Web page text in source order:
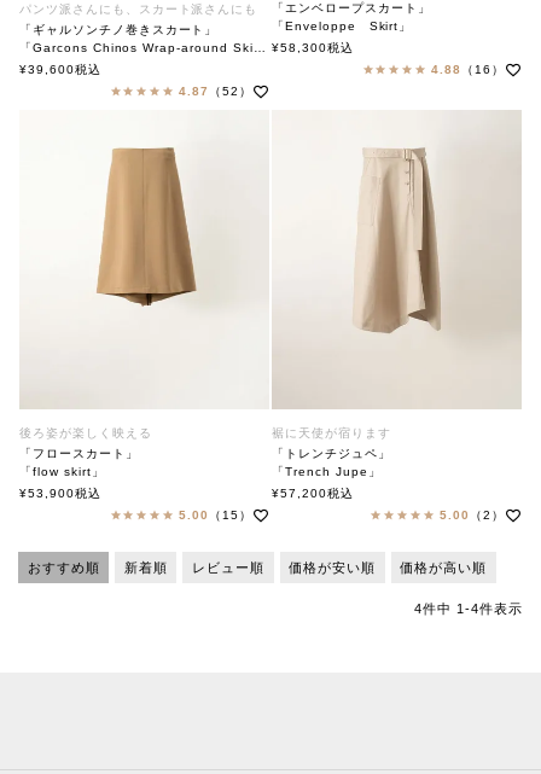
パンツ派さんにも、スカート派さんにも
「ギャルソンチノ巻きスカート」
「Garcons Chinos Wrap-around Skirt」
soutiencollar×Ataraxia
¥39,600税込
4.87
（52）
「エンベロープスカート」
「Enveloppe Skirt」
soutiencollar（ステンカラー）
¥58,300税込
4.88
（16）
後ろ姿が楽しく映える
「フロースカート」
「flow skirt」
soutiencollar（ステンカラー）
¥53,900税込
5.00
（15）
裾に天使が宿ります
「トレンチジュペ」
「Trench Jupe」
soutiencollar（ステンカラー）
¥57,200税込
5.00
（2）
おすすめ順 新着順 レビュー順 価格が安い順 価格が高い順
4件中 1-4件表示